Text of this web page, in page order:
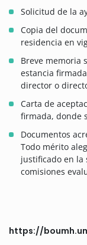
Solicitud de la
Copia del
residencia en
Breve memoria
estancia
director o
Carta de
firmada, donde
Documentos
Todo mérito
justificado en la
comisiones
https://